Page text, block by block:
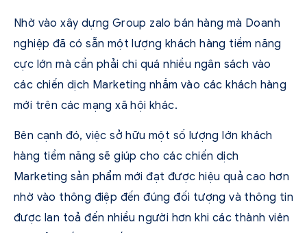
Nhờ vào xây dựng Group zalo bán hàng mà Doanh
nghiệp đã có sẵn một lượng khách hàng tiềm năng
cực lớn mà cần phải chi quá nhiều ngân sách vào
các chiến dịch Marketing nhắm vào các khách hàng
mới trên các mạng xã hội khác.
Bên cạnh đó, việc sở hữu một số lượng lớn khách
hàng tiềm năng sẽ giúp cho các chiến dịch
Marketing sản phẩm mới đạt được hiệu quả cao hơn
nhờ vào thông điệp đến đúng đối tượng và thông tin
được lan toả đến nhiều người hơn khi các thành viên